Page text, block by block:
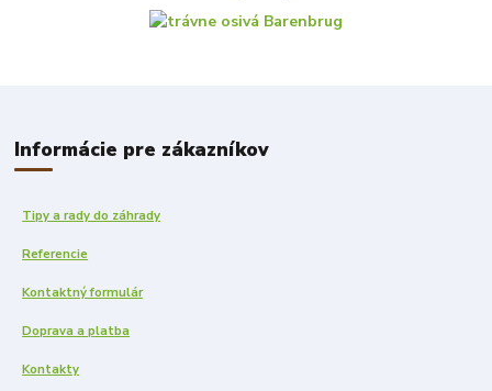
Informácie pre zákazníkov
Tipy a rady do záhrady
Referencie
Kontaktný formulár
Doprava a platba
Kontakty